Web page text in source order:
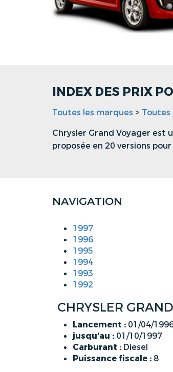
INDEX DES PRIX
Toutes les marques > Toutes
Chrysler Grand Voyager est
proposée en 20 versions
NAVIGATION
1997
1996
1995
1994
1993
1992
CHRYSLER
Lancement : 01/04/
jusqu'au : 01/10/1997
Carburant : Diesel
Puissance fiscale : 8